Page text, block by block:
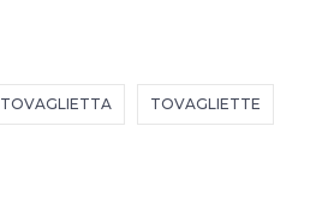
TOVAGLIETTA TOVAGLIETTE